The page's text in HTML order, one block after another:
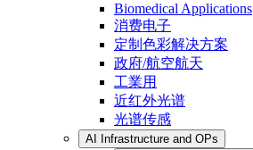
Biomedical Applications
消费电子
定制色彩解决方案
政府/航空航天
工業用
近红外光谱
光谱传感
AI Infrastructure and OPs